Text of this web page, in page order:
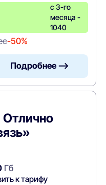
с 3-го
месяца -
1040
-50%
Подробнее —>
Гб
к тарифу